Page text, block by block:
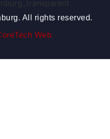
All rights reserved.
Web